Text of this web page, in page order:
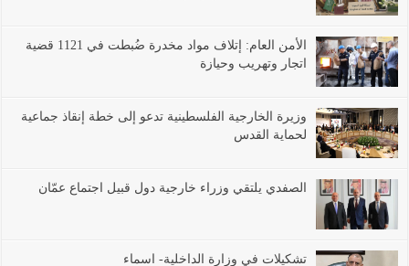
الأمن العام: إتلاف مواد مخدرة ضُبطت في 1121 قضية
اتجار وتهريب وحيازة
وزيرة الخارجية الفلسطينية تدعو إلى خطة إنقاذ جماعية
لحماية القدس
الصفدي يلتقي وزراء خارجية دول قبيل اجتماع عمّان
تشكيلات في وزارة الداخلية- اسماء